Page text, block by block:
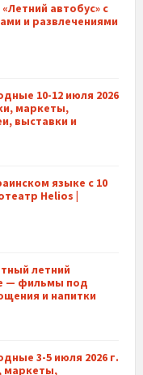
автобус» с
и развлечениями
10-12 июля 2026
маркеты,
выставки и
языке с 10
Helios |
летний
— фильмы под
и напитки
3-5 июля 2026 г.
маркеты,